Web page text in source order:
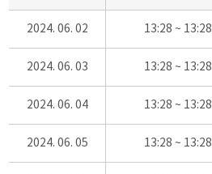
2024. 06. 02 13:28 ~ 13:28
2024. 06. 03 13:28 ~ 13:28
2024. 06. 04 13:28 ~ 13:28
2024. 06. 05 13:28 ~ 13:28